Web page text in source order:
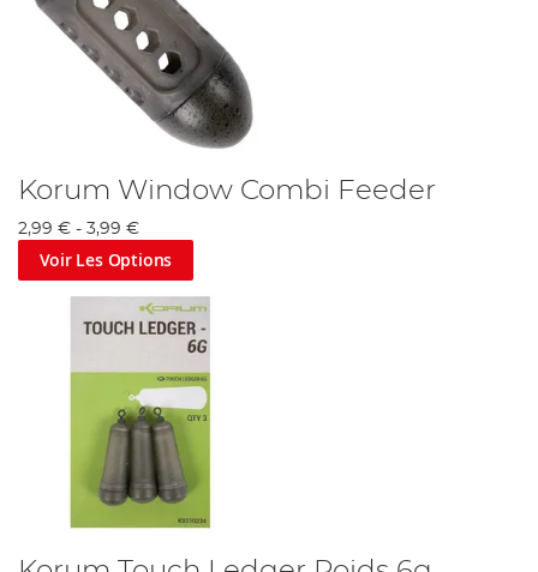
Korum Window Combi Feeder
2,99 € - 3,99 €
Voir Les Options